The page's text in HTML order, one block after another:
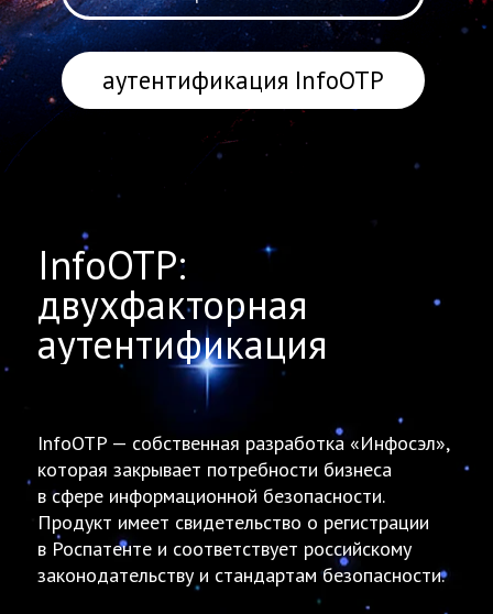
InfoOTP:
двухфакторная
аутентификация
InfoOTP — собственная разработка «Инфосэл»,
которая закрывает потребности бизнеса
в сфере информационной безопасности.
Продукт имеет свидетельство о регистрации
в Роспатенте и соответствует российскому
законодательству и стандартам безопасности.